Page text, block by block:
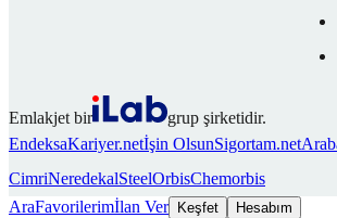
Emlakjet bir
grup şirketidir.
EndeksaKariyer.netİşin OlsunSigortam.net
CimriNeredekalSteelOrbisChemorbis
AraFavorilerimİlan Ver Keşfet Hesabım